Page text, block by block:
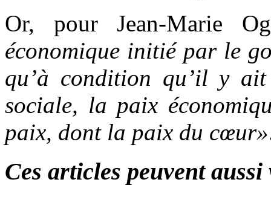
Or, pour Jean-Marie
économique initié par le
qu’à condition qu’il y
sociale, la paix
paix, dont la paix du cœur»
Ces articles peuvent